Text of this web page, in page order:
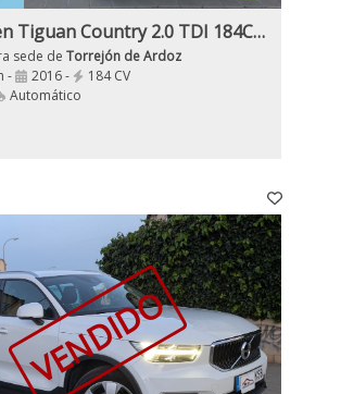
Volkwagen Tiguan Country 2.0 TDI 184CV DSG BMT 4Motion
sede de Torrejón de Ardoz
-
2016 -
184 CV
Automático
VENDIDO